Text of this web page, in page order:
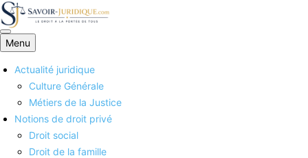
Savoirs juridiques
Menu
Actualité juridique
Culture Générale
Métiers de la Justice
Notions de droit privé
Droit social
Droit de la famille